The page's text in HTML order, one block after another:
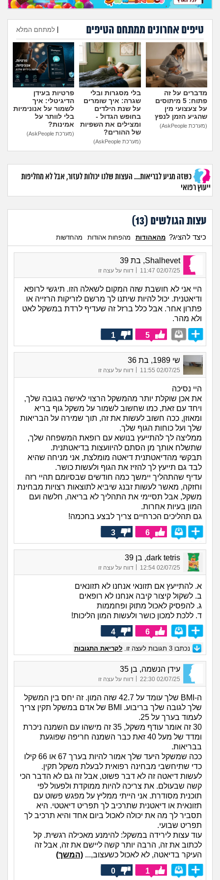
מה שעובר עליי
שומרים על הגוף
פיננסי וכלכלה
בין הסדינים
חיות מחמד
יוקר המחיה
טיפים אחרונים ממתחם הטיפים למתחם המלא
הוספת טיפ
מדברים על זה
פתוח: 5 מיתוסים
על צעצועי מין
שהגיע הזמן לנפץ
(מערכת AskPeople)
בלי מסגרות ובלי
שגרה: איך שומרים
על שנת הילדים
בחופש הגדול -
ומצילים את השפיות
של ההורים?
(מערכת AskPeople)
פרטיות בעידן
הדיגיטלי: איך
לשמור על אנונימיות
בלי לוותר על
אמינות?
(מערכת AskPeople)
כשזה מגיע לבריאות... העצות שלנו יכולות לעזור, אבל לא מחליפות
ייעוץ רפואי
עצות הגולשים (13
)
כיצד להציג? מהאהודות מהפחות אהודות מהחדשות
Shalhevet, בת 39
02/07/25 11:47 דווח על עצה זו
היי אני לא חושבת שזה המקום לשאלה הזו. תיגשי לרופא
ודיאטנית. יכול להיות שיתנו לך מרשם לזריקות הרזייה או
פתרון אחר. אבל כלל ברזל זה שעדיף לרדת במשקל לאט
ולא מהר.
5
1
שי 1989, בת 36
02/07/25 11:55
| דווח על עצה זו
היי נסיכה
את אכן שוקלת יותר מהמשקל הרצוי לאישה בגובה שלך,
ויחד עם זאת, כמו שחשוב לשמור על משקל גוף בריא
ומאוזן, ככה חשוב לעשות את זה, תוך שמירה על הבריאות
שלך ועל כוחות הגוף שלך.
ממליצה לך להתייעץ בנושא עם רופאת המשפחה שלך,
שתשלח אותך מן הסתם להיוועצות בדיאטתנית.
תבקשי מהדיאטתנית דיאטה מומלצת, אני מניחה שהיא
לבד גם תייעץ לך להזיז את הגוף ולעשות כושר.
עדיף שהתהליך יימשך כמה חודשים שבסיומם תהיי רזה
וחזקה, מאשר לעשות זבנג שיביא לתוצאות רצויות מבחינת
משקל, אבל תסיימי את התהליך לא בריאה, חלשה ועם
המון בעיות אחרות.
גם תהליכים הכרחיים צריך לבצע בחכמה!
6
3
dark tetris, בן 39
02/07/25 12:54
| דווח על עצה זו
א. להתייעץ אם תזונאי אנחנו לא תזונאים
ב. לשקול קיצור קיבה אנחנו לא רופאים
ג. להפסיק לאכול מתוק ופחממות
ד. ללכת למכון כושר ולעשות המון הליכות!
6
4
נכתבו 3 תגובות לעצה זו. לקריאת התגובות
עידן הנשמה, בן 35
02/07/25 22:30 דווח על עצה זו
ה-BMI שלך עומד על 42.7 שזה המון. זה יחס בין המשקל
שלך לגובה שלך בריבוע. BMI של אדם במשקל תקין צריך
לעמוד בערך על 25.
30 זה אומר עודף משקל, 35 זה מישהו עם השמנה ניכרת
ומדד של מעל 40 זאת כבר השמנה חריפה שפוגעת
בבריאות.
ככה שמשקל היעד שלך אמור להיות בערך 67 או 66 קילו
כדי שתיחשבי מבחינה רפואית לבעלת משקל תקין.
לעשות דיאטה זה לא דבר פשוט, אבל זה גם לא הדבר הכי
קשה שבעולם. את צריכה להיות ממוקדת ולפעול לפי
תוכנית מסודרת. אני הייתי ממליץ על מפגש פשוט עם
תזונאית או דיאטנית שתרכיב לך תפריט דיאטטי. היא
תסביר לך מה את יכולה לאכול ביום אחד והיא תרכיב לך
תפריט שבועי.
עוד עצות לירידה במשקל: להימנע מאכילה רגשית. קל
לכתוב את זה, הרבה יותר קשה ליישם את זה, אבל זה
העיקר בדיאטה, לא לאכול כשעצוב,... (המשך)
1
0